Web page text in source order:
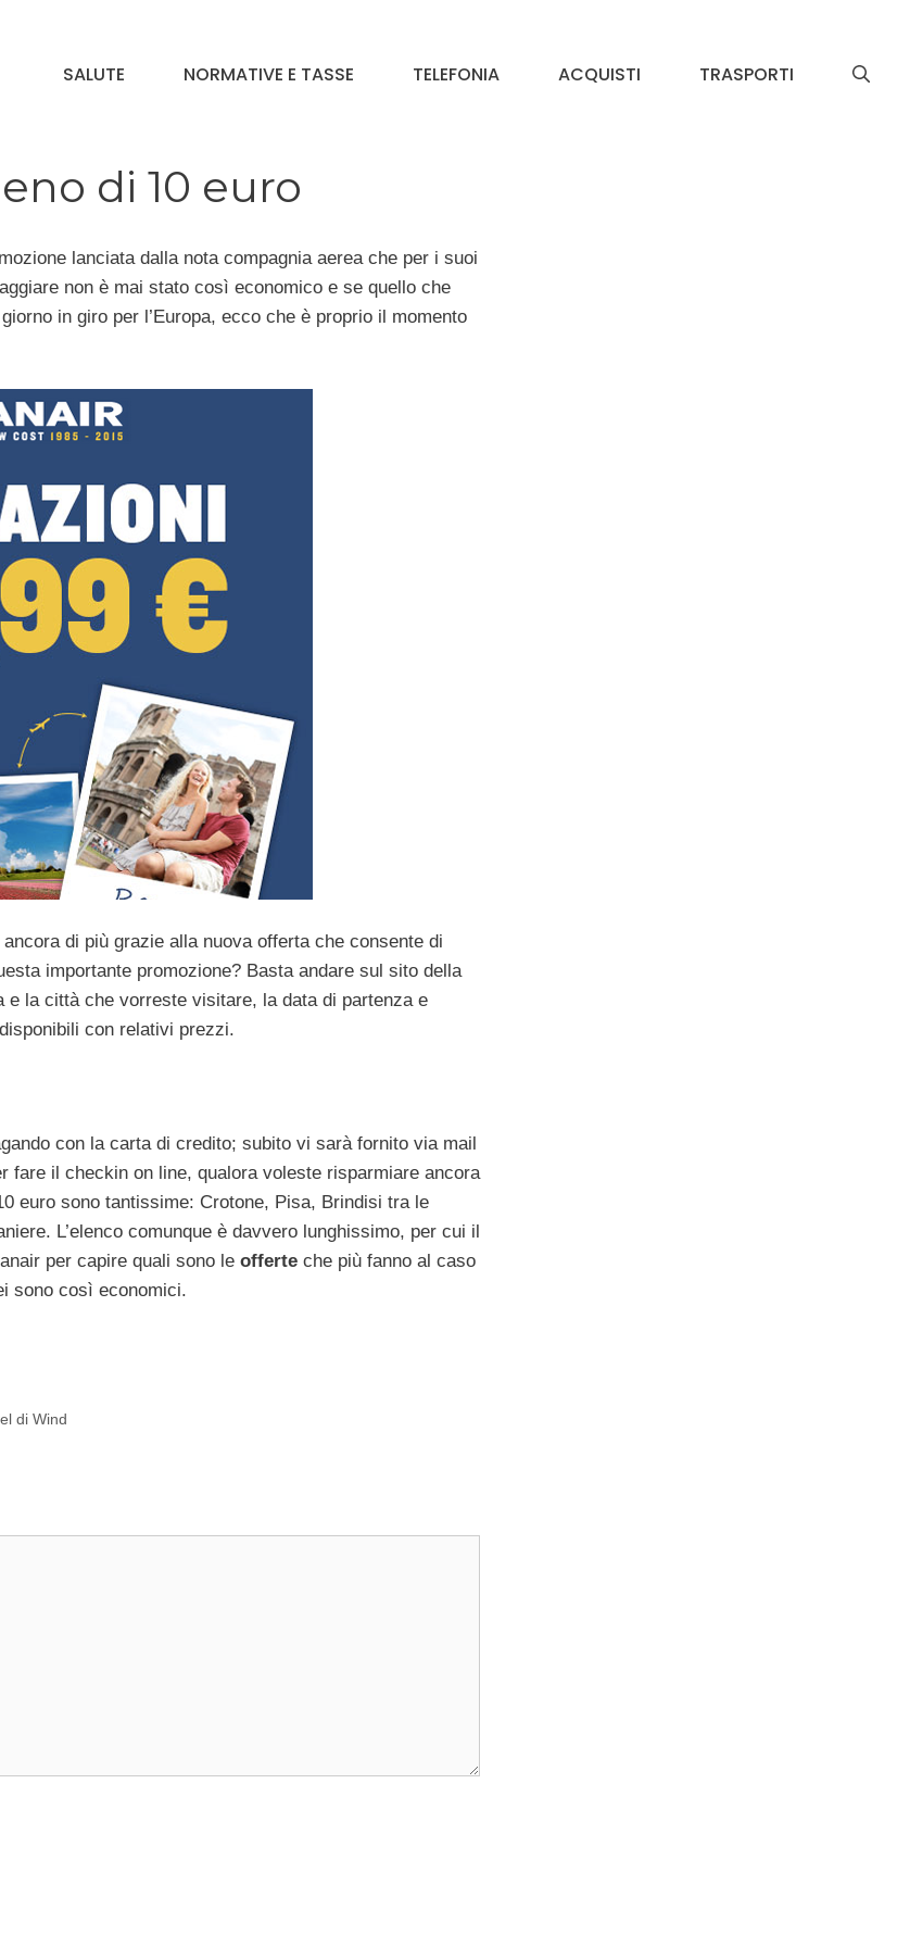
SALUTE NORMATIVE E TASSE TELEFONIA ACQUISTI TRASPORTI
di 10 euro
lanciata dalla nota compagnia aerea che per i suoi
non è mai stato così economico e se quello che
in giro per l’Europa, ecco che è proprio il momento
di più grazie alla nuova offerta che consente di
importante promozione? Basta andare sul sito della
la città che vorreste visitare, la data di partenza e
con relativi prezzi.
con la carta di credito; subito vi sarà fornito via mail
il checkin on line, qualora voleste risparmiare ancora
euro sono tantissime: Crotone, Pisa, Brindisi tra le
L’elenco comunque è davvero lunghissimo, per cui il
per capire quali sono le offerte che più fanno al caso
sono così economici.
di Wind